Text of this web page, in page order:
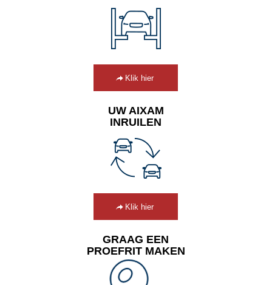
Klik hier
UW AIXAM
INRUILEN
Klik hier
GRAAG EEN
PROEFRIT MAKEN